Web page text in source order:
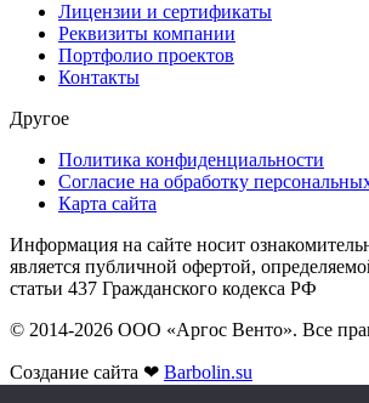
Лицензии и сертификаты
Реквизиты компании
Портфолио проектов
Контакты
Другое
Политика конфиденциальности
Согласие на обработку
Карта сайта
Информация на сайте носит
является публичной офертой,
статьи 437 Гражданского кодекса РФ
© 2014-2026 ООО «Аргос Венто». Все
Создание сайта ❤ Barbolin.su